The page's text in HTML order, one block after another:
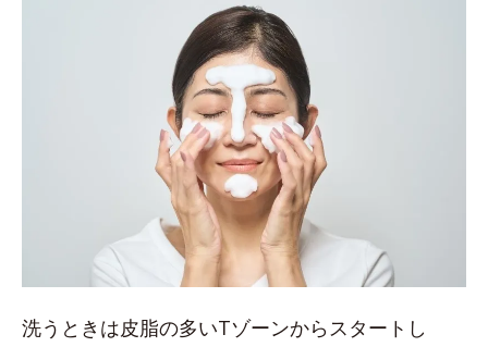
洗うときは皮脂の多いTゾーンからスタートし